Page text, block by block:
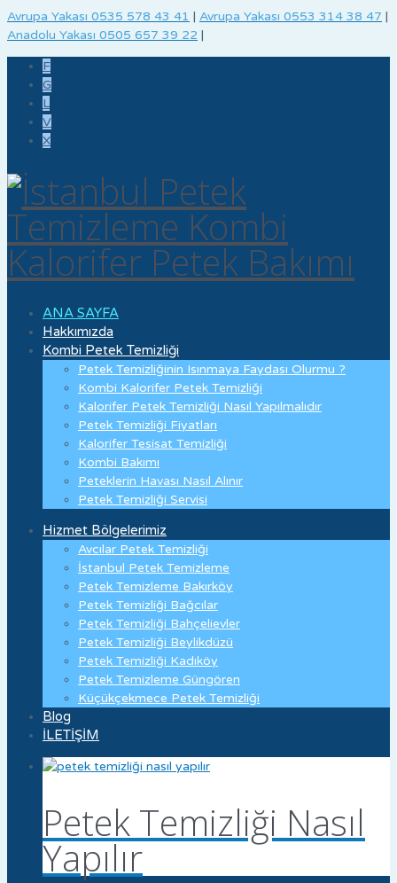
Avrupa Yakası 0535 578 43 41 | Avrupa Yakası 0553 314 38 47 |
Anadolu Yakası 0505 657 39 22 |
F
G
L
V
X
ANA SAYFA
Hakkımızda
Kombi Petek Temizliği
Petek Temizliğinin Isınmaya Faydası Olurmu ?
Kombi Kalorifer Petek Temizliği
Kalorifer Petek Temizliği Nasıl Yapılmalıdır
Petek Temizliği Fiyatları
Kalorifer Tesisat Temizliği
Kombi Bakımı
Peteklerin Havası Nasıl Alınır
Petek Temizliği Servisi
Hizmet Bölgelerimiz
Avcılar Petek Temizliği
İstanbul Petek Temizleme
Petek Temizleme Bakırköy
Petek Temizliği Bağcılar
Petek Temizliği Bahçelievler
Petek Temizliği Beylikdüzü
Petek Temizliği Kadıköy
Petek Temizleme Güngören
Küçükçekmece Petek Temizliği
Blog
İLETİŞİM
Petek Temizliği Nasıl
Yapılır